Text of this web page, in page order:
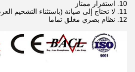
10. استقرار ممتاز
11. لا تحتاج إلى صيانة (باستثناء التشحيم العرضي للأجزاء المتحركة)
12. نظام بصري مغلق تماما